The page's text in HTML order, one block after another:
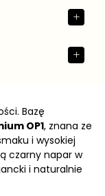
Bazę
OP1, znana ze
i wysokiej
czarny napar w
i naturalnie